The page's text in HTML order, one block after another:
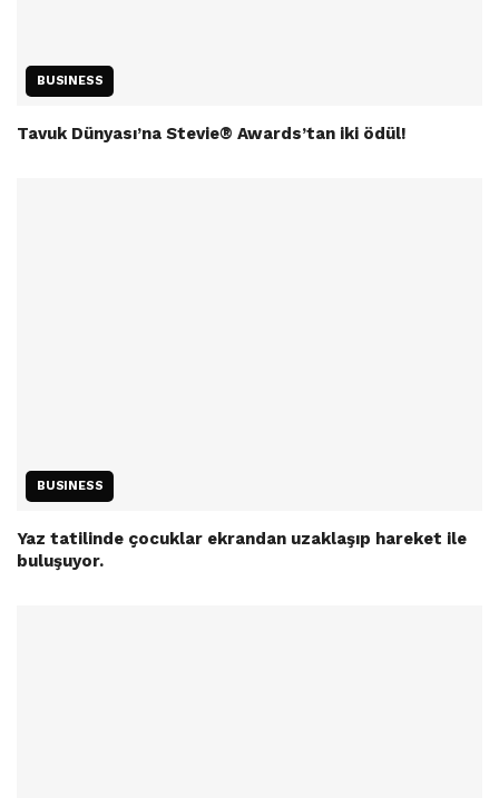
BUSINESS
Tavuk Dünyası’na Stevie® Awards’tan iki ödül!
BUSINESS
Yaz tatilinde çocuklar ekrandan uzaklaşıp hareket ile
buluşuyor.